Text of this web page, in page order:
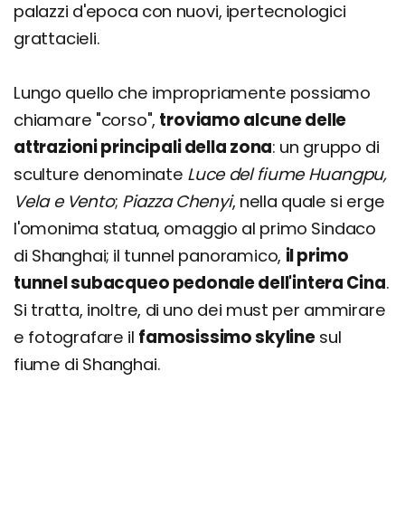
palazzi d'epoca con nuovi, ipertecnologici
grattacieli.
Lungo quello che impropriamente possiamo
chiamare "corso", troviamo alcune delle
attrazioni principali della zona: un gruppo di
sculture denominate Luce del fiume Huangpu,
Vela e Vento; Piazza Chenyi, nella quale si erge
l'omonima statua, omaggio al primo Sindaco
di Shanghai; il tunnel panoramico, il primo
tunnel subacqueo pedonale dell'intera Cina.
Si tratta, inoltre, di uno dei must per ammirare
e fotografare il famosissimo skylinesul
fiume di Shanghai.